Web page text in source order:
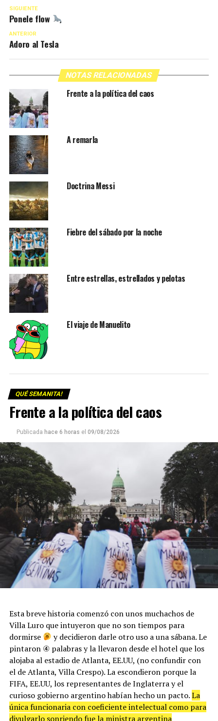
SIGUIENTE
Ponele flow
ANTERIOR
Adoro al Tesla
NOTAS RELACIONADAS
Frente a la política del caos
A remarla
Doctrina Messi
Fiebre del sábado por la noche
Entre estrellas, estrellados y pelotas
El viaje de Manuelito
QUÉ SEMANITA!
Frente a la política del caos
Publicada hace 6 horas el 09/08/2026
Esta breve historia comenzó con unos muchachos de
Villa Luro que intuyeron que no son tiempos para
dormirse
y decidieron darle otro uso a una sábana. Le
pintaron ④ palabras y la llevaron desde el hotel que los
alojaba al estadio de Atlanta, EE.UU, (no confundir con
el de Atlanta, Villa Crespo). La escondieron porque la
FIFA, EE.UU, los representantes de Inglaterra y el
curioso gobierno argentino habían hecho un pacto.La
única funcionaria con coeficiente intelectual como para
divulgarlo sonriendo fue la ministra argentina